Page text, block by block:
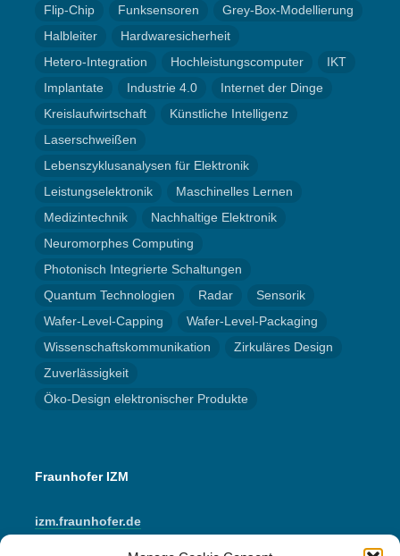
Flip-Chip
Funksensoren
Grey-Box-Modellierung
Halbleiter
Hardwaresicherheit
Hetero-Integration
Hochleistungscomputer
IKT
Implantate
Industrie 4.0
Internet der Dinge
Kreislaufwirtschaft
Künstliche Intelligenz
Laserschweißen
Lebenszyklusanalysen für Elektronik
Leistungselektronik
Maschinelles Lernen
Medizintechnik
Nachhaltige Elektronik
Neuromorphes Computing
Photonisch Integrierte Schaltungen
Quantum Technologien
Radar
Sensorik
Wafer-Level-Capping
Wafer-Level-Packaging
Wissenschaftskommunikation
Zirkuläres Design
Zuverlässigkeit
Öko-Design elektronischer Produkte
Fraunhofer IZM
izm.fraunhofer.de